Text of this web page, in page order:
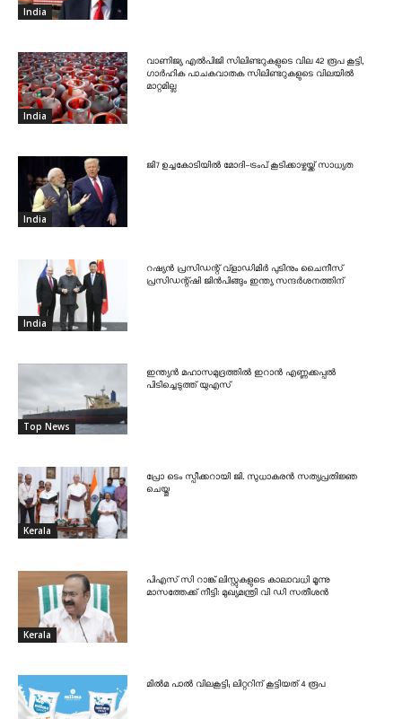
India
India
വാണിജ്യ എൽപിജി സിലിണ്ടറുകളുടെ വില 42 രൂപ കൂട്ടി,
ഗാർഹിക പാചകവാതക സിലിണ്ടറുകളുടെ വിലയിൽ
മാറ്റമില്ല
India
ജി7 ഉച്ചകോടിയിൽ മോദി-ട്രംപ് കൂടിക്കാഴ്ചയ്ക്ക് സാധ്യത
India
റഷ്യൻ പ്രസിഡന്റ് വ്‌ളാഡിമിർ പുടിനും ചൈനീസ്
പ്രസിഡന്റ്ഷി ജിൻപിങ്ങും ഇന്ത്യ സന്ദർശനത്തിന്
Top News
ഇന്ത്യൻ മഹാസമുദ്രത്തിൽ ഇറാൻ എണ്ണക്കപ്പൽ
പിടിച്ചെടുത്ത് യുഎസ്
Kerala
പ്രോ ടെം സ്പീക്കറായി ജി. സുധാകരൻ സത്യപ്രതിജ്ഞ
ചെയ്തു
Kerala
പിഎസ് സി റാങ്ക് ലിസ്റ്റുകളുടെ കാലാവധി മൂന്നു
മാസത്തേക്ക് നീട്ടി: മുഖ്യമന്ത്രി വി ഡി സതീശൻ
മിൽമ പാൽ വിലകൂട്ടി; ലിറ്ററിന് കൂട്ടിയത് 4 രൂപ